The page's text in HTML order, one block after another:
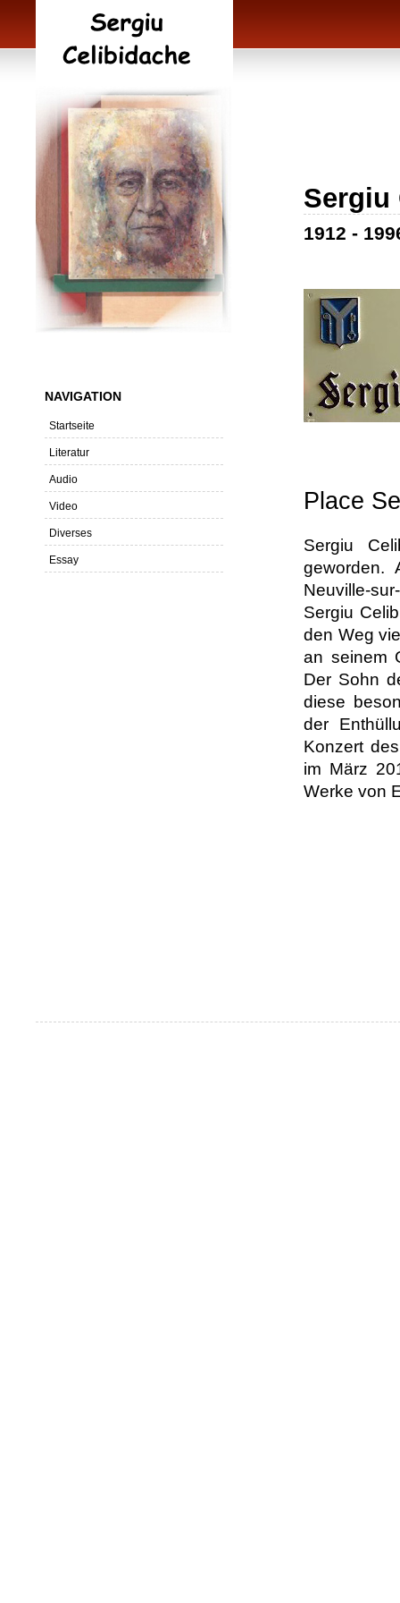
Sergiu
1912 -
Place
Sergiu
geworden.
Neuville-
Sergiu
den Weg
an seinem
Der Sohn
diese
der
Konzert
im März
Werke von
NAVIGATION
Startseite
Literatur
Audio
Video
Diverses
Essay